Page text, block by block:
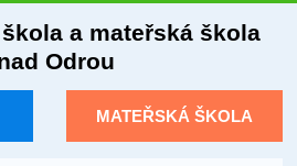
a mateřská škola
Odrou
MATEŘSKÁ ŠKOLA